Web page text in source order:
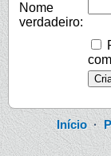
Nome
verdadeiro:
Início·